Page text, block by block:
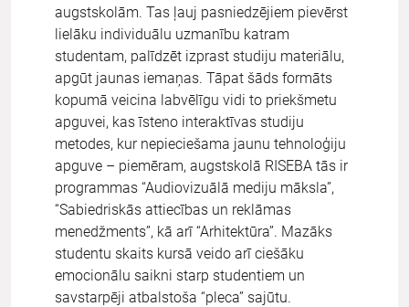
augstskolām. Tas ļauj pasniedzējiem pievērst
lielāku individuālu uzmanību katram
studentam, palīdzēt izprast studiju materiālu,
apgūt jaunas iemaņas. Tāpat šāds formāts
kopumā veicina labvēlīgu vidi to priekšmetu
apguvei, kas īsteno interaktīvas studiju
metodes, kur nepieciešama jaunu tehnoloģiju
apguve – piemēram, augstskolā RISEBA tās ir
programmas “Audiovizuālā mediju māksla”,
“Sabiedriskās attiecības un reklāmas
menedžments”, kā arī “Arhitektūra”. Mazāks
studentu skaits kursā veido arī ciešāku
emocionālu saikni starp studentiem un
savstarpēji atbalstoša “pleca” sajūtu.